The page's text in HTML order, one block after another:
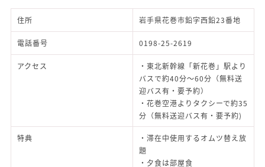
住所 岩手県花巻市鉛字西鉛23番地
電話番号 0198-25-2619
アクセス
・東北新幹線「新花巻」駅より
バスで約40分～60分（無料送
迎バス有・要予約）
・花巻空港よりタクシーで約35
分（無料送迎バス有・要予約)
特典
・滞在中使用するオムツ替え放
題
・夕食は部屋食